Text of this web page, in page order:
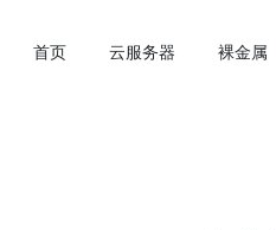
首页 云服务器 裸金属